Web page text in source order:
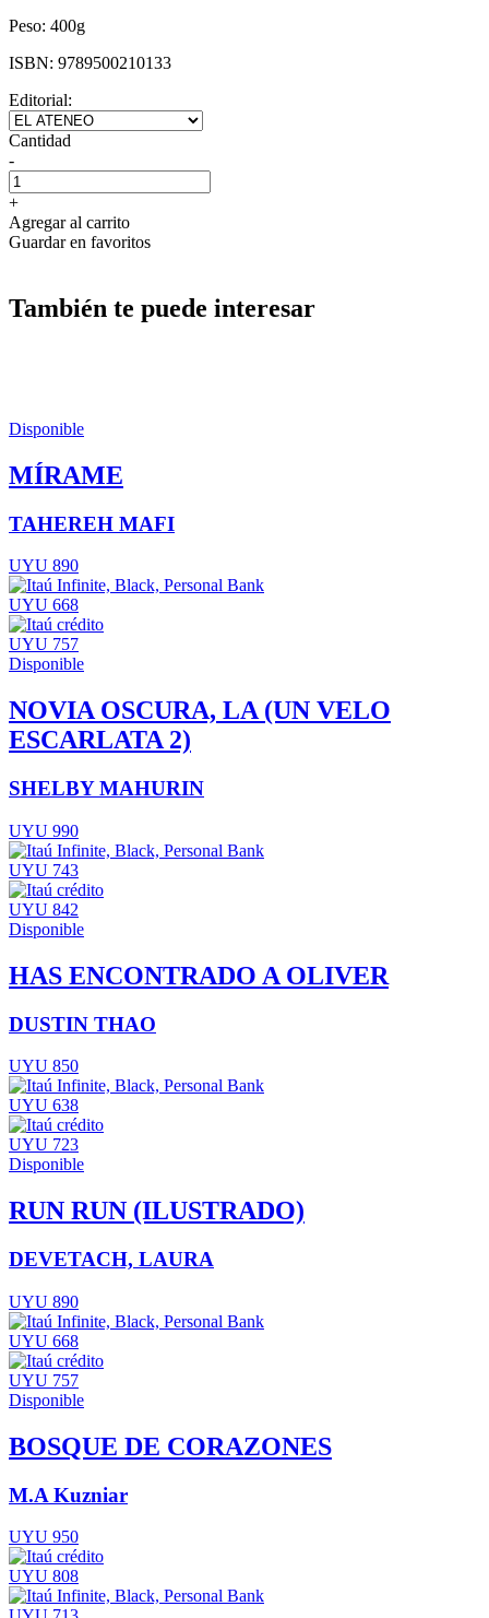
Peso: 400g
ISBN: 9789500210133
Editorial:
Cantidad
-
+
Agregar al carrito
Guardar en favoritos
También te puede interesar
Disponible
MÍRAME
TAHEREH MAFI
UYU 890
UYU 668
UYU 757
Disponible
NOVIA OSCURA, LA (UN VELO
ESCARLATA 2)
SHELBY MAHURIN
UYU 990
UYU 743
UYU 842
Disponible
HAS ENCONTRADO A OLIVER
DUSTIN THAO
UYU 850
UYU 638
UYU 723
Disponible
RUN RUN (ILUSTRADO)
DEVETACH, LAURA
UYU 890
UYU 668
UYU 757
Disponible
BOSQUE DE CORAZONES
M.A Kuzniar
UYU 950
UYU 808